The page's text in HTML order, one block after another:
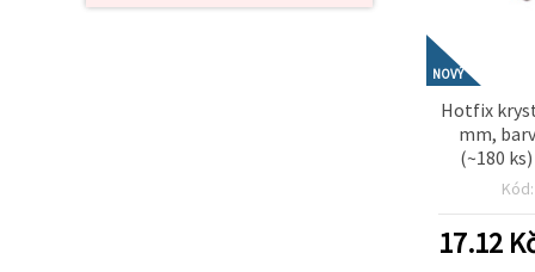
NOVÝ
Hotfix
mm,
(~180
zdobeníKód:
17.12